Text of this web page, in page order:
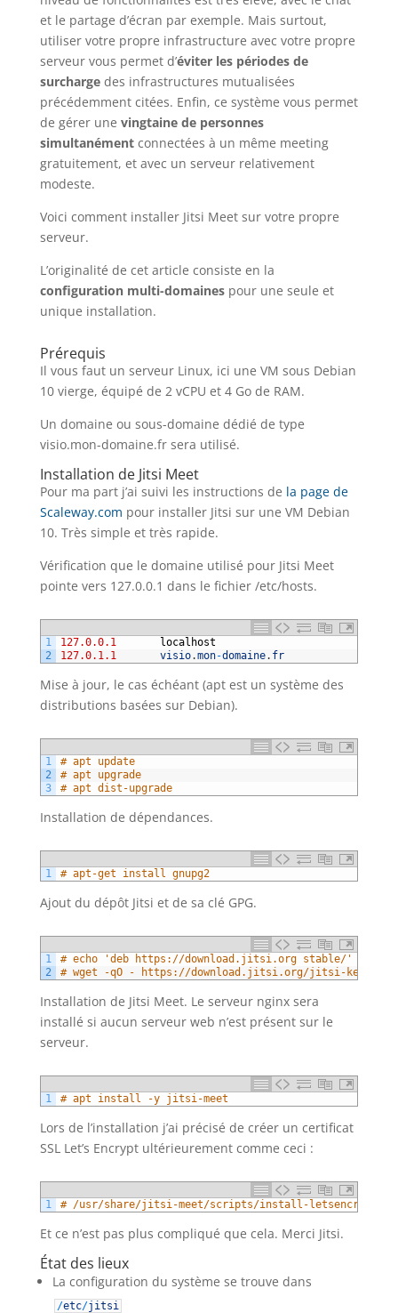
et le partage d’écran par exemple. Mais surtout,
utiliser votre propre infrastructure avec votre propre
serveur vous permet d’éviter les périodes de
surchargedes infrastructures mutualisées
précédemment citées. Enfin, ce système vous permet
de gérer une vingtaine de personnes
simultanémentconnectées à un même meeting
gratuitement, et avec un serveur relativement
modeste.
Voici comment installer Jitsi Meet sur votre propre
serveur.
L’originalité de cet article consiste en la
configuration multi-domainespour une seule et
unique installation.
Prérequis
Il vous faut un serveur Linux, ici une VM sous Debian
10 vierge, équipé de 2 vCPU et 4 Go de RAM.
Un domaine ou sous-domaine dédié de type
visio.mon-domaine.fr sera utilisé.
Installation de Jitsi Meet
Pour ma part j’ai suivi les instructions de la page de
Scaleway.com pour installer Jitsi sur une VM Debian
10. Très simple et très rapide.
Vérification que le domaine utilisé pour Jitsi Meet
pointe vers 127.0.0.1 dans le fichier /etc/hosts.
1
2
127.0.0.1
localhost
127.0.1.1
visio.mon-domaine. fr
Mise à jour, le cas échéant (apt est un système des
distributions basées sur Debian).
1
2
3
# apt update
# apt upgrade
# apt dist-upgrade
Installation de dépendances.
1 # apt-get install gnupg2
Ajout du dépôt Jitsi et de sa clé GPG.
1
2
# echo 'deb https://download.jitsi.org stable/' > /
# wget -qO - https://download.jitsi.org/jitsi-
Installation de Jitsi Meet. Le serveur nginx sera
installé si aucun serveur web n’est présent sur le
serveur.
1 # apt install -y jitsi-meet
Lors de l’installation j’ai précisé de créer un certificat
SSL Let’s Encrypt ultérieurement comme ceci :
1 # /usr/share/jitsi-meet/scripts/install-letsencrypt-
Et ce n’est pas plus compliqué que cela. Merci Jitsi.
État des lieux
La configuration du système se trouve dans
/etc/jitsi